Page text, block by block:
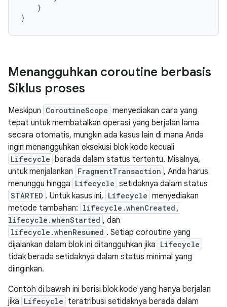
}
}
Menangguhkan coroutine berbasis
Siklus proses
Meskipun CoroutineScope menyediakan cara yang
tepat untuk membatalkan operasi yang berjalan lama
secara otomatis, mungkin ada kasus lain di mana Anda
ingin menangguhkan eksekusi blok kode kecuali
Lifecycle berada dalam status tertentu. Misalnya,
untuk menjalankan FragmentTransaction , Anda harus
menunggu hingga Lifecycle setidaknya dalam status
STARTED . Untuk kasus ini, Lifecycle menyediakan
metode tambahan: lifecycle.whenCreated,
lifecycle.whenStarted , dan
lifecycle.whenResumed . Setiap coroutine yang
dijalankan dalam blok ini ditangguhkan jika Lifecycle
tidak berada setidaknya dalam status minimal yang
diinginkan.
Contoh di bawah ini berisi blok kode yang hanya berjalan
jika Lifecycle teratribusi setidaknya berada dalam